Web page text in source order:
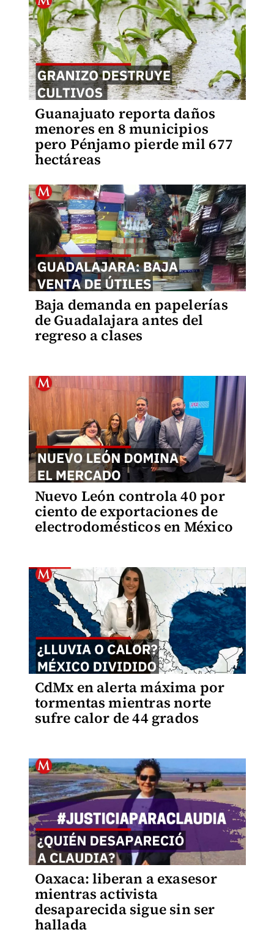
Guanajuato reporta daños
menores en 8 municipios
pero Pénjamo pierde mil 677
hectáreas
Baja demanda en papelerías
de Guadalajara antes del
regreso a clases
Nuevo León controla 40 por
ciento de exportaciones de
electrodomésticos en México
CdMx en alerta máxima por
tormentas mientras norte
sufre calor de 44 grados
Oaxaca: liberan a exasesor
mientras activista
desaparecida sigue sin ser
hallada